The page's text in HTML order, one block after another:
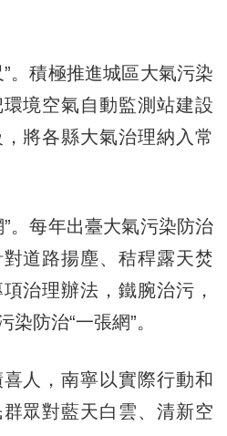
積極推進城區大氣污染
境空氣自動監測站建設
將各縣大氣治理納入常
每年出臺大氣污染防治
道路揚塵、秸稈露天焚
治理辦法，鐵腕治污，
防治“一張網”。
，南寧以實際行動和
眾對藍天白雲、清新空